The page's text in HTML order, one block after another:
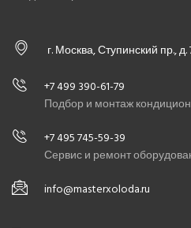
г. Москва, Ступинский пр., д.
+7 499 390-61-79
Подбор и монтаж
+7 495 745-59-39
Сервис и ремонт
info@masterxoloda.ru